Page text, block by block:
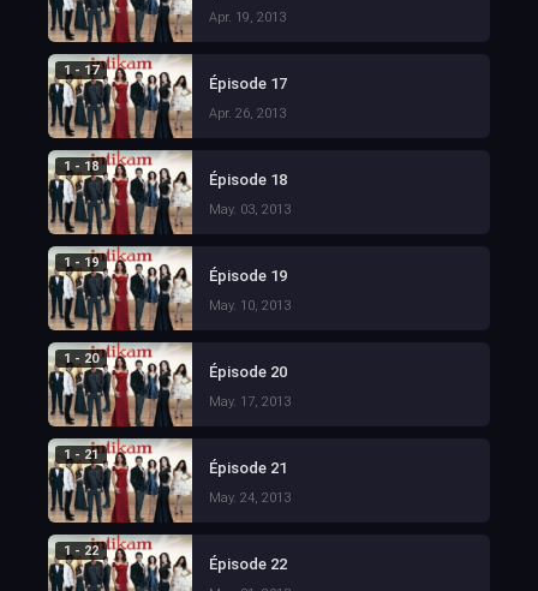
Apr. 19, 2013
1 - 17
Épisode 17
Apr. 26, 2013
1 - 18
Épisode 18
May. 03, 2013
1 - 19
Épisode 19
May. 10, 2013
1 - 20
Épisode 20
May. 17, 2013
1 - 21
Épisode 21
May. 24, 2013
1 - 22
Épisode 22